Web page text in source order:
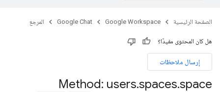
الصفحة الرئيسية Google Workspace
Google Chat المرجع
هل كان المحتوى مفيدًا؟
إرسال ملاحظات
Method: users.spaces.space